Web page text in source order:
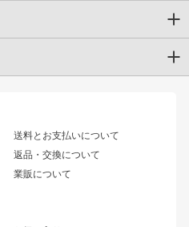
送料とお支払いについて
返品・交換について
業販について
アリスト
ソアラ
アルテッツァ
レーシングライン
アタックライン
ストリームライン